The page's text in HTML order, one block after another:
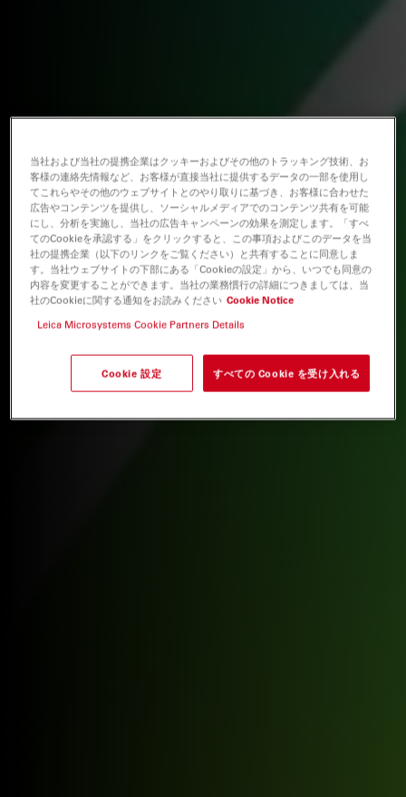
当社および当社の提携企業はクッキーおよびその他のトラッキング技術、お
客様の連絡先情報など、お客様が直接当社に提供するデータの一部を使用し
てこれらやその他のウェブサイトとのやり取りに基づき、お客様に合わせた
広告やコンテンツを提供し、ソーシャルメディアでのコンテンツ共有を可能
にし、分析を実施し、当社の広告キャンペーンの効果を測定します。「すべ
てのCookieを承認する」をクリックすると、この事項およびこのデータを当
社の提携企業（以下のリンクをご覧ください）と共有することに同意しま
す。当社ウェブサイトの下部にある「Cookieの設定」から、いつでも同意の
内容を変更することができます。当社の業務慣行の詳細につきましては、当
社のCookieに関する通知をお読みください Cookie Notice
Leica Microsystems Cookie Partners Details
Cookie 設定 すべての Cookie を受け入れる